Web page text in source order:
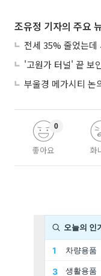
조유정 기자의 주요
좋아요
0
화